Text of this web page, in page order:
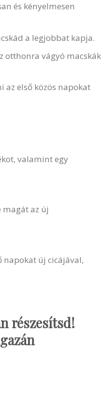
és kényelmesen
a legjobbat kapja.
otthonra vágyó macskák
az első közös napokat
valamint egy
magát az új
napokat új cicájával,
részesítsd!